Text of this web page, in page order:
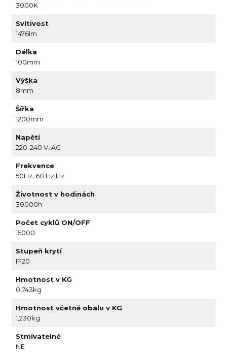
3000K
Svítivost
1476lm
Délka
100mm
Výška
8mm
Šířka
1200mm
Napětí
220-240 V, AC
Frekvence
50Hz, 60 Hz Hz
Životnost v hodinách
30000h
Počet cyklů ON/OFF
15000
Stupeň krytí
IP20
Hmotnost v KG
0,743kg
Hmotnost včetně obalu v KG
1,230kg
Stmívatelné
NE